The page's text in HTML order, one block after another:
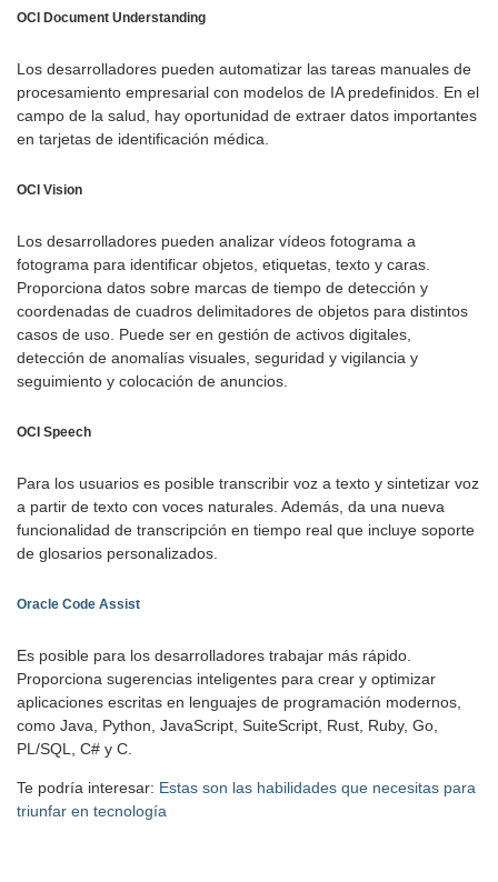
OCI Document Understanding
Los desarrolladores pueden automatizar las tareas manuales de
procesamiento empresarial con modelos de IA predefinidos. En el
campo de la salud, hay oportunidad de extraer datos importantes
en tarjetas de identificación médica.
OCI Vision
Los desarrolladores pueden analizar vídeos fotograma a
fotograma para identificar objetos, etiquetas, texto y caras.
Proporciona datos sobre marcas de tiempo de detección y
coordenadas de cuadros delimitadores de objetos para distintos
casos de uso. Puede ser en gestión de activos digitales,
detección de anomalías visuales, seguridad y vigilancia y
seguimiento y colocación de anuncios.
OCI Speech
Para los usuarios es posible transcribir voz a texto y sintetizar voz
a partir de texto con voces naturales. Además, da una nueva
funcionalidad de transcripción en tiempo real que incluye soporte
de glosarios personalizados.
Oracle Code Assist
Es posible para los desarrolladores trabajar más rápido.
Proporciona sugerencias inteligentes para crear y optimizar
aplicaciones escritas en lenguajes de programación modernos,
como Java, Python, JavaScript, SuiteScript, Rust, Ruby, Go,
PL/SQL, C# y C.
Te podría interesar: Estas son las habilidades que necesitas para
triunfar en tecnología